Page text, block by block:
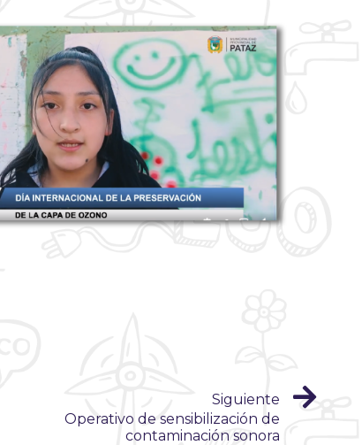
Siguiente
Operativo de sensibilización de
contaminación sonora